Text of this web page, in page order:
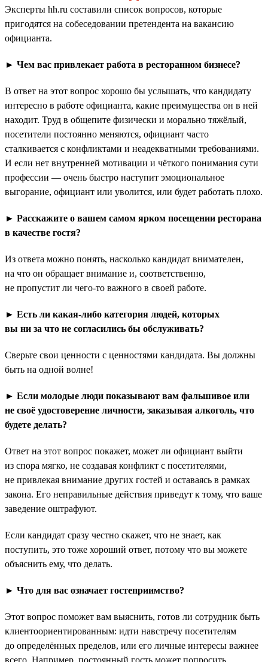
Эксперты hh.ru составили список вопросов, которые
пригодятся на собеседовании претендента на вакансию
официанта.
► Чем вас привлекает работа в ресторанном бизнесе?
В ответ на этот вопрос хорошо бы услышать, что кандидату
интересно в работе официанта, какие преимущества он в ней
находит. Труд в общепите физически и морально тяжёлый,
посетители постоянно меняются, официант часто
сталкивается с конфликтами и неадекватными требованиями.
И если нет внутренней мотивации и чёткого понимания сути
профессии — очень быстро наступит эмоциональное
выгорание, официант или уволится, или будет работать плохо.
► Расскажите о вашем самом ярком посещении ресторана
в качестве гостя?
Из ответа можно понять, насколько кандидат внимателен,
на что он обращает внимание и, соответственно,
не пропустит ли чего-то важного в своей работе.
► Есть ли какая-либо категория людей, которых
вы ни за что не согласились бы обслуживать?
Сверьте свои ценности с ценностями кандидата. Вы должны
быть на одной волне!
► Если молодые люди показывают вам фальшивое или
не своё удостоверение личности, заказывая алкоголь, что
будете делать?
Ответ на этот вопрос покажет, может ли официант выйти
из спора мягко, не создавая конфликт с посетителями,
не привлекая внимание других гостей и оставаясь в рамках
закона. Его неправильные действия приведут к тому, что ваше
заведение оштрафуют.
Если кандидат сразу честно скажет, что не знает, как
поступить, это тоже хороший ответ, потому что вы можете
объяснить ему, что делать.
► Что для вас означает гостеприимство?
Этот вопрос поможет вам выяснить, готов ли сотрудник быть
клиентоориентированным: идти навстречу посетителям
до определённых пределов, или его личные интересы важнее
всего. Например, постоянный гость может попросить